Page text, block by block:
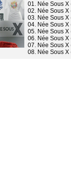
01. Née Sous X
02. Née Sous
03. Née Sous X
04. Née Sous X
05. Née Sous
06. Née Sous X
07. Née Sous X
08. Née Sous X